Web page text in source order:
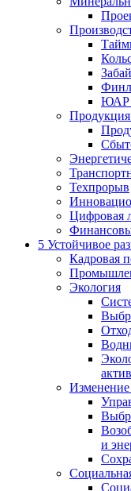
ЮАР
Техпрорыв
Цифровая
5 Устойчивое
Кадровая
Экология
Изменение
и